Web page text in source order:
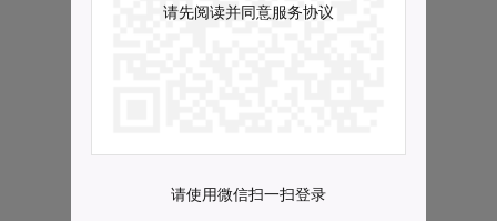
请先阅读并同意服务协议
请使用微信扫一扫登录